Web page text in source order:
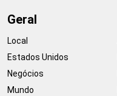
Geral
Local
Estados Unidos
Negócios
Mundo